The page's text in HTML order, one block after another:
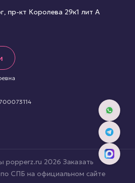
пр-кт Королева 29к1 лит А
2026 Заказать
СПБ на официальном сайте